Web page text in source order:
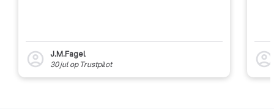
account_circle
J.M.Fagel
30 julop Trustpilot account_circle